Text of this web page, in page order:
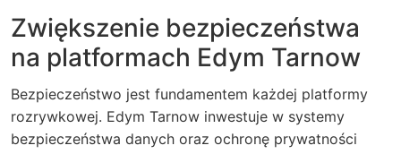
Zwiększenie bezpieczeństwa
na platformach Edym Tarnow
Bezpieczeństwo jest fundamentem każdej platformy
rozrywkowej. Edym Tarnow inwestuje w systemy
bezpieczeństwa danych oraz ochronę prywatności